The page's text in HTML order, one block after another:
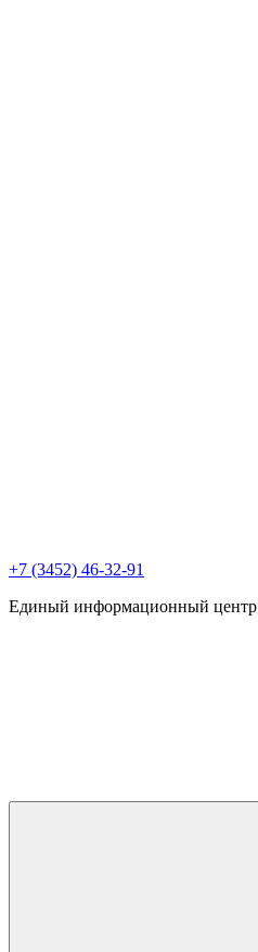
+7 (3452) 46-32-91
Единый информационный центр